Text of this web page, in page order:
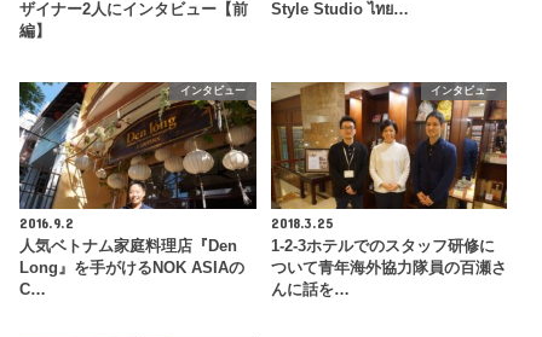
ザイナー2人にインタビュー【前
編】
Style Studio ไทย…
インタビュー
2016.9.2
人気ベトナム家庭料理店『Den
Long』を手がけるNOK ASIAの
C…
インタビュー
2018.3.25
1-2-3ホテルでのスタッフ研修に
ついて青年海外協力隊員の百瀬さ
んに話を…